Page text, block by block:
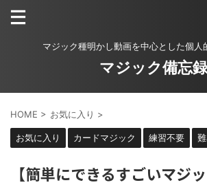
マジック種明かし動画を中心とした個人
マジック備忘録
HOME > お気に入り >
お気に入り カードマジック 練習不要
【簡単にできるすごいマジ